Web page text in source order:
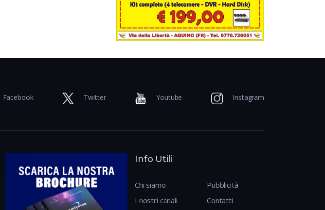
Facebook Twitter Youtube Instagram
Info Utili
Chi siamo
I nostri canali
Pubblicità
Contatti